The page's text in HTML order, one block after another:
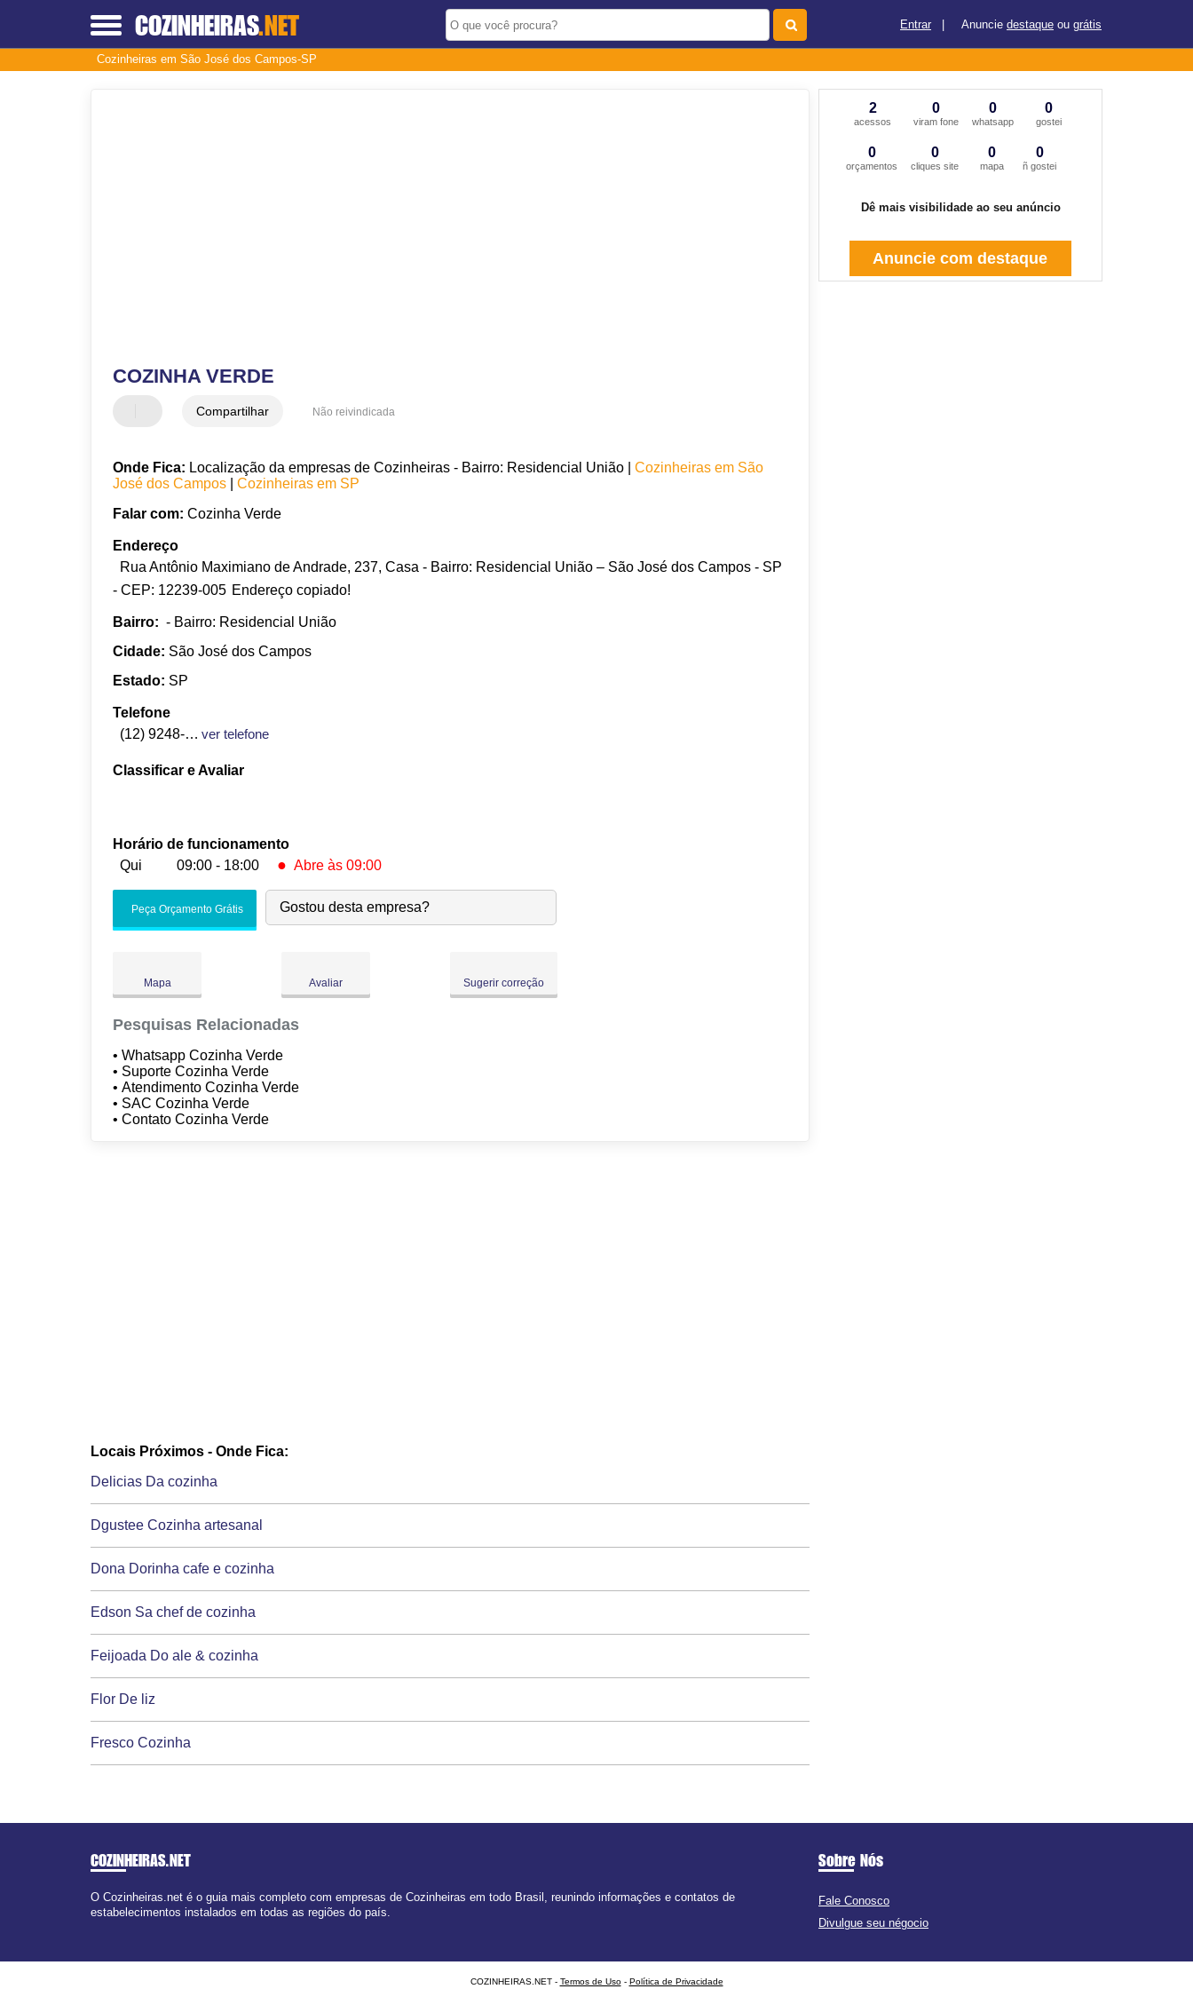
COZINHEIRAS.NET Entrar Anuncie destaque ou grátis
Cozinheiras em São José dos Campos-SP
COZINHA VERDE
Compartilhar Não reivindicada
Onde Fica: Localização da empresas de Cozinheiras - Bairro: Residencial União |Cozinheiras em São
José dos Campos |Cozinheiras em SP
Falar com: Cozinha Verde
Endereço
Rua Antônio Maximiano de Andrade, 237, Casa - Bairro: Residencial União – São José dos Campos - SP
- CEP: 12239-005 Endereço copiado!
Bairro: - Bairro: Residencial União
Cidade: São José dos Campos
Estado: SP
Telefone
(12) 9248-8606
ver telefone
Classificar e Avaliar
Horário de funcionamento
Qui
09:00 - 18:00 ● Abre às 09:00
Sex:
Dom:
Fechado
Peça Orçamento Grátis Gostou desta empresa?
Mapa Avaliar Sugerir correção
Pesquisas Relacionadas
• Whatsapp Cozinha Verde
• Suporte Cozinha Verde
• Atendimento Cozinha Verde
• SAC Cozinha Verde
• Contato Cozinha Verde
Locais Próximos - Onde Fica:
Delicias Da cozinha
Dgustee Cozinha artesanal
Dona Dorinha cafe e cozinha
Edson Sa chef de cozinha
Feijoada Do ale & cozinha
Flor De liz
Fresco Cozinha
2
acessos
0
viram fone
0
whatsapp
0
gostei
0
orçamentos
0
cliques site
0
mapa
0
ñ gostei
Dê mais visibilidade ao seu anúncio
Anuncie com destaque
COZINHEIRAS.NET
O Cozinheiras.net é o guia mais completo com empresas de Cozinheiras em todo Brasil, reunindo informações e contatos de
estabelecimentos instalados em todas as regiões do país.
Sobre Nós
Fale Conosco
Divulgue seu négocio
COZINHEIRAS.NET - Termos de Uso- Política de Privacidade